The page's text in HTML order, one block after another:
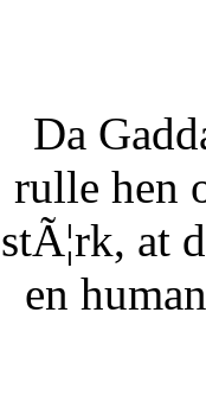
Da
rulle hen
stÃ¦rk, at
en